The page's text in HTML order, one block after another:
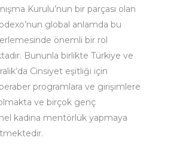
Kurulu’nun bir parçası olan
global anlamda bu
önemli bir rol
Bununla birlikte Türkiye ve
Cinsiyet eşitliği için
beraber programlara ve girişimlere
ve birçok genç
kadına mentörlük yapmaya